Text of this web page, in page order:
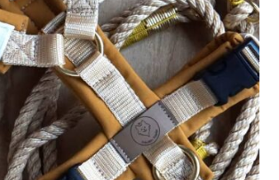
können
auf
der
Produktseite
gewählt
werden